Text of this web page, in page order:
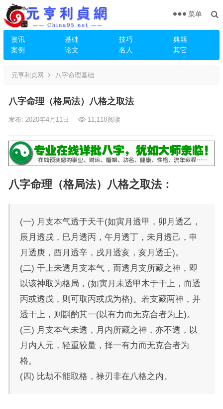
资讯 基础 技巧
典籍
案例
论文 名人 其它
菜单
元亨利贞网 八字命理基础
八字命理（格局法）八格之取法
发布: 2020年4月11日 11,118阅读
八字命理（格局法）八格之取法：
(一) 月支本气透于天干(如寅月透甲，卯月透乙，
辰月透戌，巳月透丙，午月透丁，未月透己，申
月透庚，酉月透辛，戌月透亥，亥月透壬)。
(二) 干上未透月支本气，而透月支所藏之神，即
以该神取为格局，(如寅月未透甲木于干上，而透
丙或透戊，则可取丙或戊为格)。若支藏两神，并
透干上，则斟酌其一(以有力而无克合者为上)。
(三) 月支本气未透，月内所藏之神，亦不透，以
月内人元，轻重较量，择一有力而无克合者为
格。
(四) 比劫不能取格，禄刃非在八格之内。